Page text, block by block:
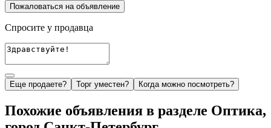
Пожаловаться на объявление
Спросите у продавца
Еще продаете? Торг уместен? Когда можно посмотреть?
Похожие объявления в разделе Оптика,